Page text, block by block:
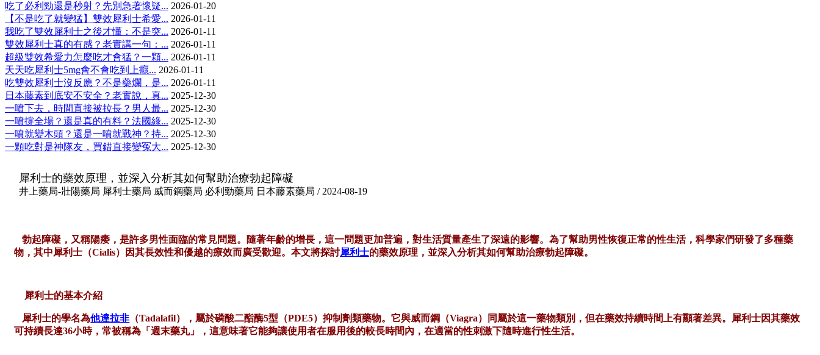
吃了必利勁還是秒射？先別急著懷疑... 2026-01-20
【不是吃了就變猛】雙效犀利士希愛... 2026-01-11
我吃了雙效犀利士之後才懂：不是突... 2026-01-11
雙效犀利士真的有感？老實講一句：... 2026-01-11
超級雙效希愛力怎麼吃才會猛？一顆... 2026-01-11
天天吃犀利士5mg會不會吃到上癮... 2026-01-11
吃雙效犀利士沒反應？不是藥爛，是... 2026-01-11
日本藤素到底安不安全？老實說，真... 2025-12-30
一噴下去，時間直接被拉長？男人最... 2025-12-30
一噴撐全場？還是真的有料？法國綠... 2025-12-30
一噴就變木頭？還是一噴就戰神？持... 2025-12-30
一顆吃對是神隊友，買錯直接變冤大... 2025-12-30
犀利士的藥效原理，並深入分析其如何幫助治療勃起障礙
井上藥局-壯陽藥局 犀利士藥局 威而鋼藥局 必利勁藥局 日本藤素藥局 / 2024-08-19
勃起障礙，又稱陽痿，是許多男性面臨的常見問題。隨著年齡的增長，這一問題更加普遍，對生活質量產生了深遠的影響。為了幫助男性恢復正常的性生活，科學家們研發了多種藥
物，其中犀利士（Cialis）因其長效性和優越的療效而廣受歡迎。本文將探討犀利士的藥效原理，並深入分析其如何幫助治療勃起障礙。
犀利士的基本介紹
犀利士的學名為他達拉非 （Tadalafil），屬於磷酸二酯酶5型（PDE5）抑制劑類藥物。它與威而鋼（Viagra）同屬於這一藥物類別，但在藥效持續時間上有顯著差異。犀利士因其藥效
可持續長達36小時，常被稱為「週末藥丸」，這意味著它能夠讓使用者在服用後的較長時間內，在適當的性刺激下隨時進行性生活。